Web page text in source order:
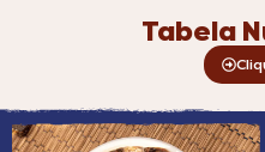
Tabela